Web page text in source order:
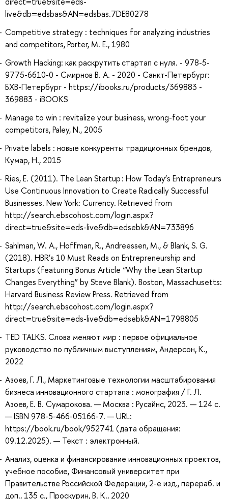
live&db=edsbas&AN=edsbas.7DE80278
Competitive strategy : techniques for analyzing industries
and competitors, Porter, M. E., 1980
Growth Hacking: как раскрутить стартап с нуля. - 978-5-
9775-6610-0 - Смирнов В. А. - 2020 - Санкт-Петербург:
БХВ-Петербург - https://ibooks.ru/products/369883 -
369883 - iBOOKS
Manage to win : revitalize your business, wrong-foot your
competitors, Paley, N., 2005
Private labels : новые конкуренты традиционных брендов,
Кумар, Н., 2015
Ries, E. (2011). The Lean Startup : How Today’s Entrepreneurs
Use Continuous Innovation to Create Radically Successful
Businesses. New York: Currency. Retrieved from
http://search.ebscohost.com/login.aspx?
direct=true&site=eds-live&db=edsebk&AN=733896
Sahlman, W. A., Hoffman, R., Andreessen, M., & Blank, S. G.
(2018). HBR’s 10 Must Reads on Entrepreneurship and
Startups (featuring Bonus Article “Why the Lean Startup
Changes Everything” by Steve Blank). Boston, Massachusetts:
Harvard Business Review Press. Retrieved from
http://search.ebscohost.com/login.aspx?
direct=true&site=eds-live&db=edsebk&AN=1798805
TED TALKS. Слова меняют мир : первое официальное
руководство по публичным выступлениям, Андерсон, К.,
2022
Азоев, Г. Л., Маркетинговые технологии масштабирования
бизнеса инновационного стартапа : монография / Г. Л.
Азоев, Е. В. Сумарокова. — Москва : Русайнс, 2023. — 124 с.
— ISBN 978-5-466-05166-7. — URL:
https://book.ru/book/952741 (дата обращения:
09.12.2025). — Текст : электронный.
Анализ, оценка и финансирование инновационных проектов,
учебное пособие, Финансовый университет при
Правительстве Российской Федерации, 2-е изд., перераб. и
доп., 135 с., Проскурин, В. К., 2020